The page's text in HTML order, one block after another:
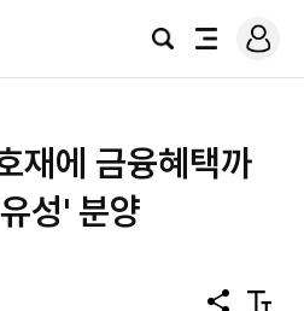
검
전
로
그
재에 금융혜택까
성' 분양